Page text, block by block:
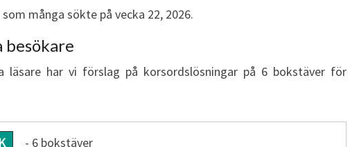
många sökte på vecka 22, 2026.
besökare
läsare har vi förslag på korsordslösningar på 6 bokstäver för
K - 6 bokstäver